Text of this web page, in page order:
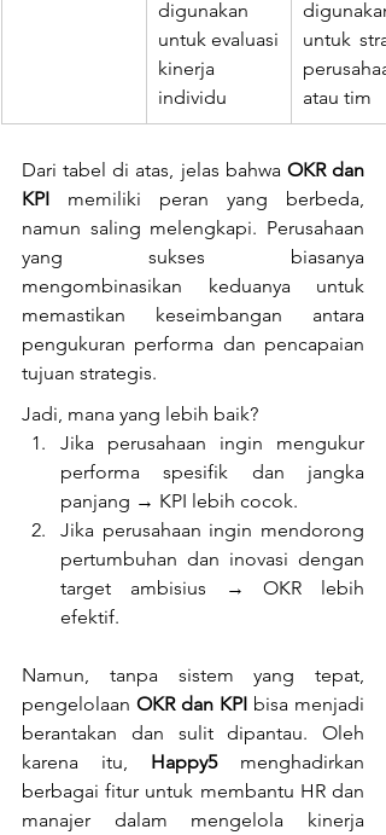
digunakan
untuk evaluasi
kinerja
individu
digunakan
untuk
atau tim
Dari tabel di atas, jelas bahwa OKR dan
KPI memiliki peran yang berbeda,
namun saling melengkapi. Perusahaan
yang sukses biasanya
mengombinasikan keduanya untuk
memastikan keseimbangan antara
pengukuran performa dan pencapaian
tujuan strategis.
Jadi, mana yang lebih baik?
Jika perusahaan ingin mengukur
performa spesifik dan jangka
panjang → KPI lebih cocok.
Jika perusahaan ingin mendorong
pertumbuhan dan inovasi dengan
target ambisius → OKR lebih
efektif.
Namun, tanpa sistem yang tepat,
pengelolaan OKR dan KPI bisa menjadi
berantakan dan sulit dipantau. Oleh
karena itu, Happy5 menghadirkan
berbagai fitur untuk membantu HR dan
manajer dalam mengelola kinerja